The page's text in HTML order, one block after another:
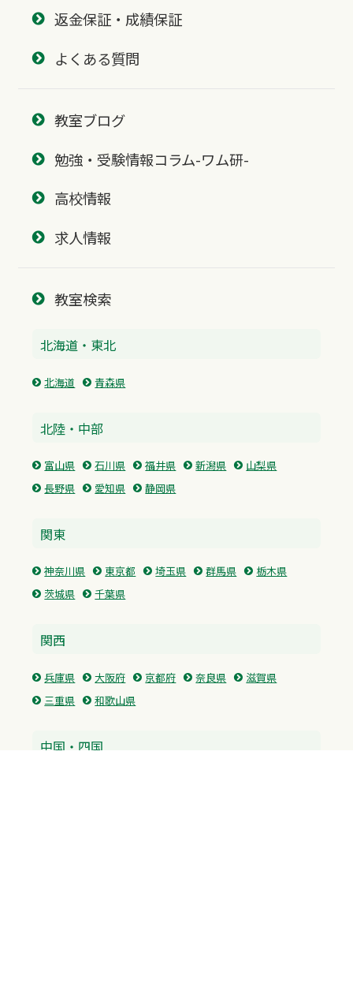
返金保証・成績保証
よくある質問
教室ブログ
勉強・受験情報コラム-ワム研-
高校情報
求人情報
教室検索
北海道・東北
北海道 青森県
北陸・中部
富山県 石川県 福井県 新潟県
山梨県
長野県
愛知県 静岡県
関東
神奈川県 東京都 埼玉県 群馬県
栃木県
茨城県
千葉県
関西
兵庫県 大阪府 京都府 奈良県
滋賀県
三重県
和歌山県
中国・四国